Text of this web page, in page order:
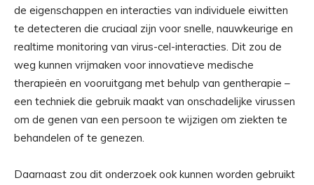
de eigenschappen en interacties van individuele eiwitten
te detecteren die cruciaal zijn voor snelle, nauwkeurige en
realtime monitoring van virus-cel-interacties. Dit zou de
weg kunnen vrijmaken voor innovatieve medische
therapieën en vooruitgang met behulp van gentherapie –
een techniek die gebruik maakt van onschadelijke virussen
om de genen van een persoon te wijzigen om ziekten te
behandelen of te genezen.
Daarnaast zou dit onderzoek ook kunnen worden gebruikt